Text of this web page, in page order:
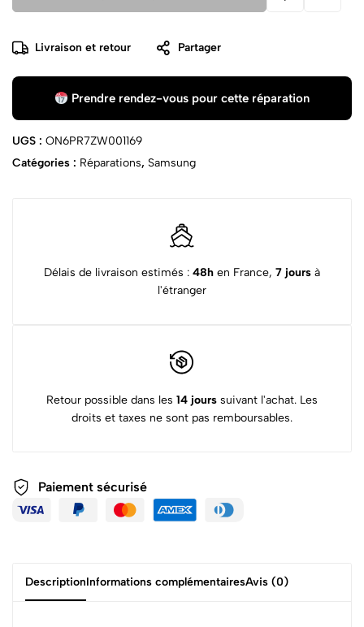
Livraison et retour Partager
Prendre rendez-vous pour cette réparation
UGS : ON6PR7ZW001169
Catégories : Réparations, Samsung
Délais de livraison estimés : 48h en France, 7 jours à
l'étranger
Retour possible dans les 14 jours suivant l'achat. Les
droits et taxes ne sont pas remboursables.
Paiement sécurisé
DescriptionInformations complémentairesAvis (0)